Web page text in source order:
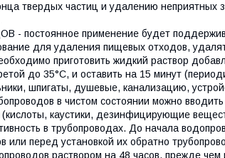
твердых частиц и удалению неприятных
применение будет
для удаления пищевых отходов,
приготовить жидкий раствор
до 35°С, и оставить на 15 минут
шпигаты, душевые, канализацию,
в чистом состоянии можно
(кислоты, каустики, дезинфицирующие
в трубопроводах. До начала
или перед установкой их обратно
раствором на 48 часов, прежде